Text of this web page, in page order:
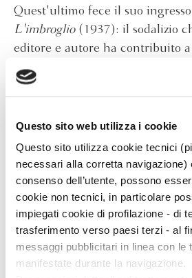
Questo sito web utilizza i cookie
Questo sito utilizza cookie tecnici
necessari alla corretta navigazione)
consenso dell’utente, possono
cookie non tecnici, in particolare
impiegati cookie di profilazione - di
trasferimento verso paesi terzi - al
messaggi pubblicitari in linea con le
manifestate durante la navigazione.
Quest'ultimo fece il suo
L'imbroglio(1937): il sodalizio
editore e autore ha contribuito
profilo letterario della casa
riproposto il capolavoro
dall'editore milanese Alpes. Con
ottiene nel 1952 il Premio
romana(1947) eLa ciociara
film di enorme successo. Nel
dei romanzi fondamentali
cui verrà ricavata una celebre
cinematografica (1963) da
Sempre nell'ambito della